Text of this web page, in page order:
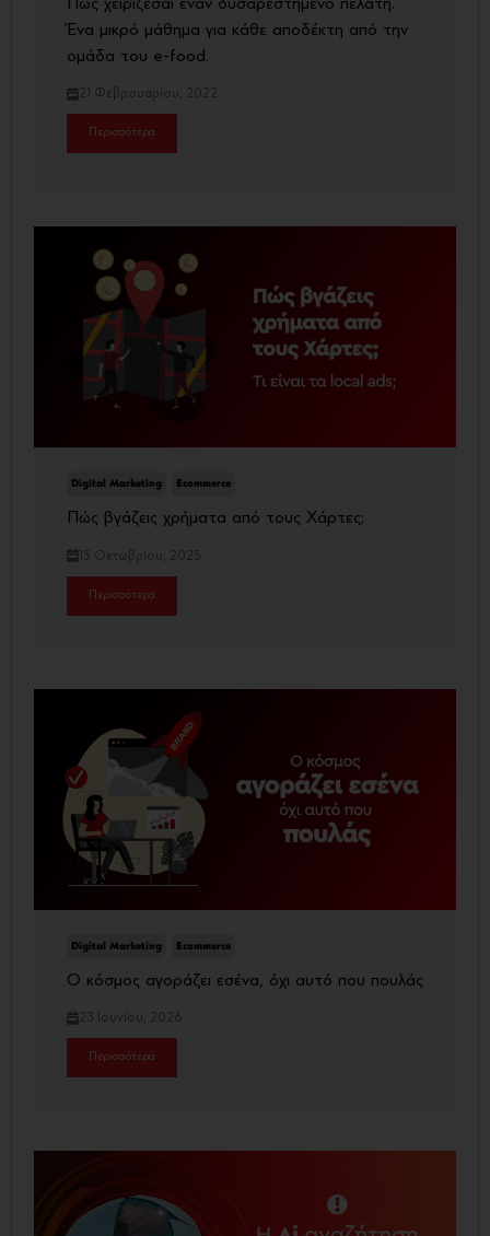
Πώς χειρίζεσαι έναν δυσαρεστημένο πελάτη.
Ένα μικρό μάθημα για κάθε αποδέκτη από την
ομάδα του e-food.
21 Φεβρουαρίου, 2022
Περισσότερα
Digital Marketing Ecommerce
Πώς βγάζεις χρήματα από τους Χάρτες;
15 Οκτωβρίου, 2025
Περισσότερα
Digital Marketing Ecommerce
Ο κόσμος αγοράζει εσένα, όχι αυτό που πουλάς
23 Ιουνίου, 2026
Περισσότερα